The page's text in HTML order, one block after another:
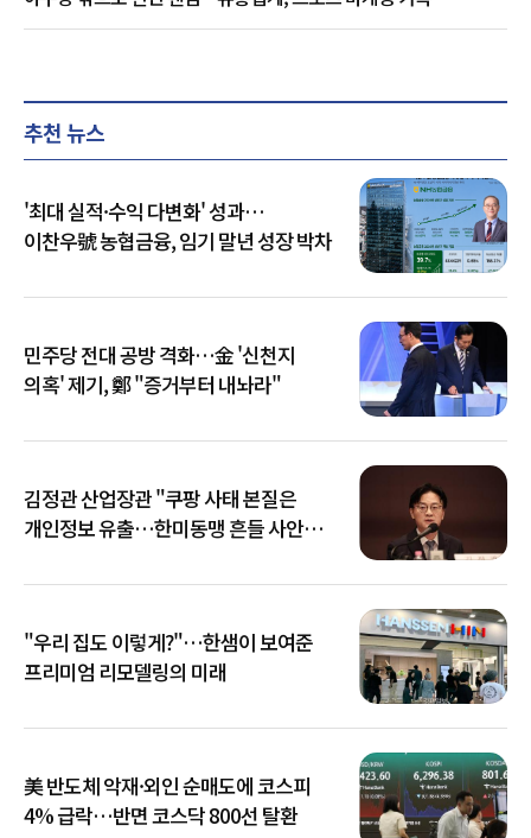
추천 뉴스
'최대 실적·수익 다변화' 성과…
이찬우號 농협금융, 임기 말년 성장 박차
민주당 전대 공방 격화…金 '신천지
의혹' 제기, 鄭 "증거부터 내놔라"
김정관 산업장관 "쿠팡 사태 본질은
개인정보 유출…한미동맹 흔들 사안
"우리 집도 이렇게?"…한샘이 보여준
프리미엄 리모델링의 미래
美 반도체 악재·외인 순매도에 코스피
4% 급락…반면 코스닥 800선 탈환